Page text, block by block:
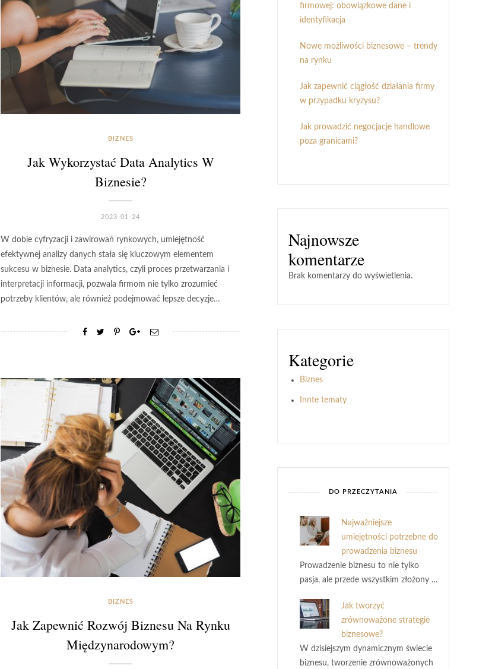
BIZNES
Jak Wykorzystać Data Analytics W
Biznesie?
2023-01-24
W dobie cyfryzacji i zawirowań rynkowych, umiejętność
efektywnej analizy danych stała się kluczowym elementem
sukcesu w biznesie. Data analytics, czyli proces przetwarzania i
interpretacji informacji, pozwala firmom nie tylko zrozumieć
potrzeby klientów, ale również podejmować lepsze decyzje…
BIZNES
Jak Zapewnić Rozwój Biznesu Na Rynku
Międzynarodowym?
firmowej: obowiązkowe dane i
identyfikacja
Nowe możliwości biznesowe – trendy
na rynku
Jak zapewnić ciągłość działania firmy
w przypadku kryzysu?
Jak prowadzić negocjacje handlowe
poza granicami?
Najnowsze
komentarze
Brak komentarzy do wyświetlenia.
Kategorie
Biznes
Innte tematy
DO PRZECZYTANIA
Najważniejsze
umiejętności potrzebne do
prowadzenia biznesu
Prowadzenie biznesu to nie tylko
pasja, ale przede wszystkim złożony …
Jak tworzyć
zrównoważone strategie
biznesowe?
W dzisiejszym dynamicznym świecie
biznesu, tworzenie zrównoważonych